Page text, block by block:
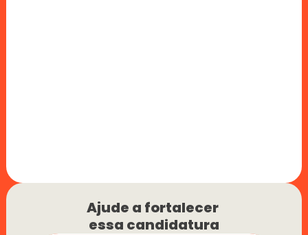
Ajude a fortalecer
essa candidatura